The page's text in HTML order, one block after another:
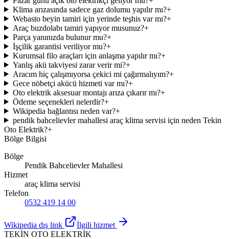
Klima arızasında sadece gaz dolumu yapılır mı?+
Webasto beyin tamiri için yerinde teşhis var mı?+
Araç buzdolabı tamiri yapıyor musunuz?+
Parça yanınızda bulunur mu?+
İşçilik garantisi veriliyor mu?+
Kurumsal filo araçları için anlaşma yapılır mı?+
Yanlış akü takviyesi zarar verir mi?+
Aracım hiç çalışmıyorsa çekici mi çağırmalıyım?+
Gece nöbetçi akücü hizmeti var mı?+
Oto elektrik aksesuar montajı arıza çıkarır mı?+
Ödeme seçenekleri nelerdir?+
Wikipedia bağlantısı neden var?+
pendik bahcelievler mahallesi araç klima servisi için neden Tekin
Oto Elektrik?+
Bölge Bilgisi
Bölge
Pendik Bahcelievler Mahallesi
Hizmet
araç klima servisi
Telefon
0532 419 14 00
Wikipedia dış link
İlgili hizmet
TEKİN OTO ELEKTRİK